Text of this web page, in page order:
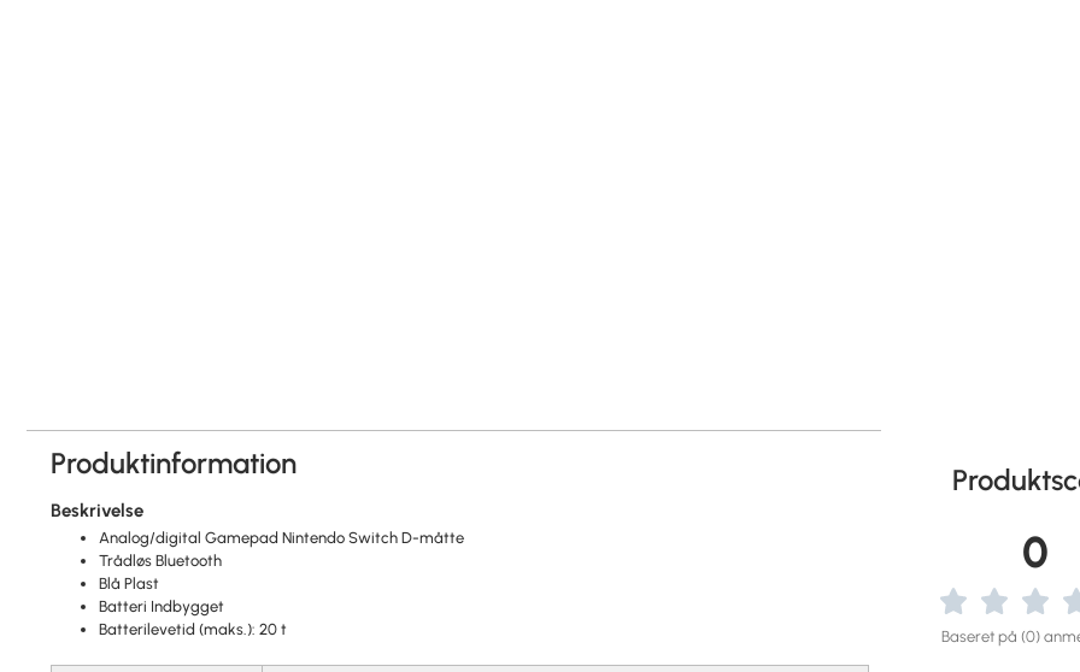
Produktinformation
Beskrivelse
Analog/digital Gamepad Nintendo Switch D-måtte
Trådløs Bluetooth
Blå Plast
Batteri Indbygget
Batterilevetid (maks.): 20 t
0
Baseret på (0)